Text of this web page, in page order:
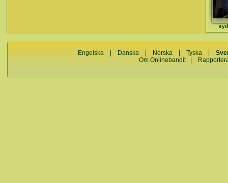
Engelska Danska Norska |Tyska |
Om Onlinebandit|